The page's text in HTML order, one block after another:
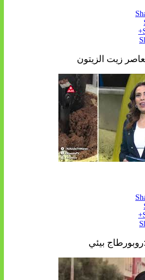
زيت الزيتون
:روبورطاج بيئي